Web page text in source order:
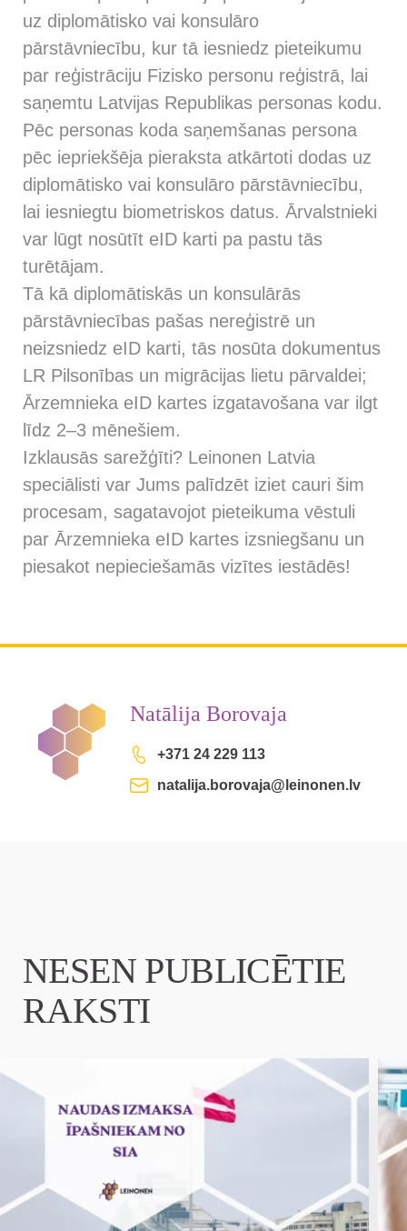
uz diplomātisko vai konsulāro
pārstāvniecību, kur tā iesniedz pieteikumu
par reģistrāciju Fizisko personu reģistrā, lai
saņemtu Latvijas Republikas personas kodu.
Pēc personas koda saņemšanas persona
pēc iepriekšēja pieraksta atkārtoti dodas uz
diplomātisko vai konsulāro pārstāvniecību,
lai iesniegtu biometriskos datus. Ārvalstnieki
var lūgt nosūtīt eID karti pa pastu tās
turētājam.
Tā kā diplomātiskās un konsulārās
pārstāvniecības pašas nereģistrē un
neizsniedz eID karti, tās nosūta dokumentus
LR Pilsonības un migrācijas lietu pārvaldei;
Ārzemnieka eID kartes izgatavošana var ilgt
līdz 2–3 mēnešiem.
Izklausās sarežģīti? Leinonen Latvia
speciālisti var Jums palīdzēt iziet cauri šim
procesam, sagatavojot pieteikuma vēstuli
par Ārzemnieka eID kartes izsniegšanu un
piesakot nepieciešamās vizītes iestādēs!
Natālija Borovaja
+371 24 229 113
natalija.borovaja@leinonen.lv
NESEN PUBLICĒTIE
RAKSTI